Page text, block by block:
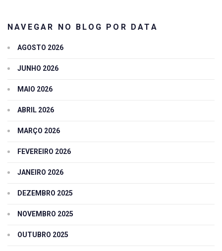
NAVEGAR NO BLOG POR DATA
AGOSTO 2026
JUNHO 2026
MAIO 2026
ABRIL 2026
MARÇO 2026
FEVEREIRO 2026
JANEIRO 2026
DEZEMBRO 2025
NOVEMBRO 2025
OUTUBRO 2025